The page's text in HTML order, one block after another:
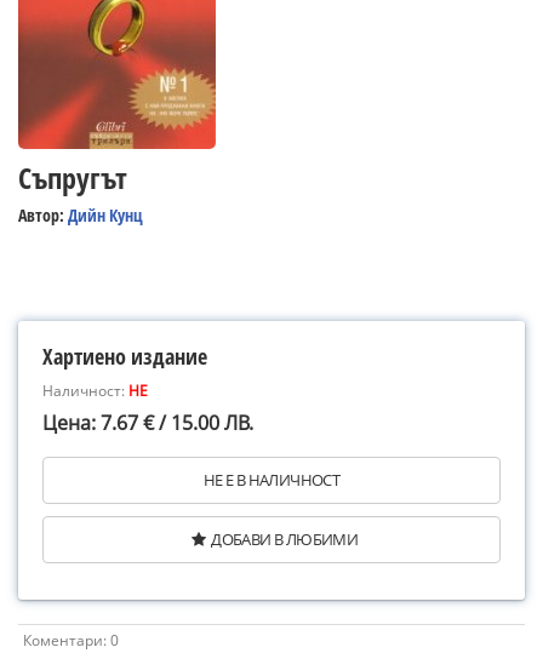
Съпругът
Автор: Дийн Кунц
Хартиено издание
Наличност: НЕ
Цена: 7.67 € / 15.00 ЛВ.
НЕ Е В НАЛИЧНОСТ
ДОБАВИ В ЛЮБИМИ
Коментари: 0